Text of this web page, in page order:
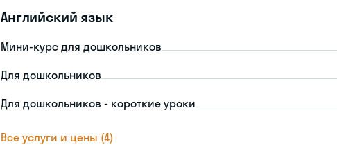
Английский язык
Мини-курс для дошкольников
Для дошкольников
Для дошкольников - короткие уроки
Все услуги и цены (4)